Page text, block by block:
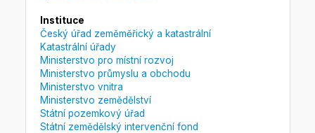
Instituce
Český úřad zeměměřický a katastrální
Katastrální úřady
Ministerstvo pro místní rozvoj
Ministerstvo průmyslu a obchodu
Ministerstvo vnitra
Ministerstvo zemědělství
Státní pozemkový úřad
Státní zemědělský intervenční fond